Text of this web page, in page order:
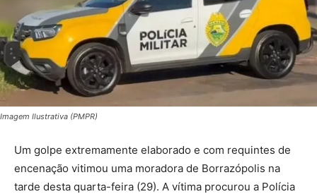
Imagem Ilustrativa (PMPR)
Um golpe extremamente elaborado e com requintes de
encenação vitimou uma moradora de Borrazópolis na
tarde desta quarta-feira (29). A vítima procurou a Polícia